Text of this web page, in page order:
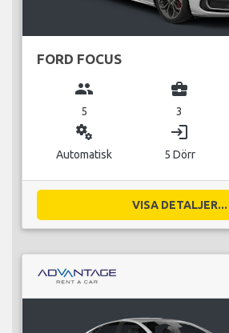
FORD FOCUS
group
5
business_center
3
miscellaneous_services
Automatisk
login
5 Dörr
VISA DETALJER...